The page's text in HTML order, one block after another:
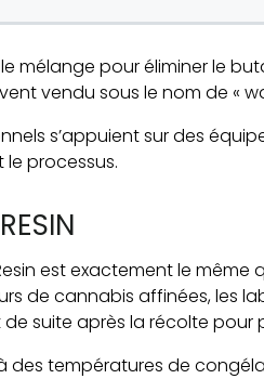
mélange pour éliminer le
vendu sous le nom de «
s’appuient sur des
processus.
est exactement le même
de cannabis affinées, les
suite après la récolte pour
des températures de